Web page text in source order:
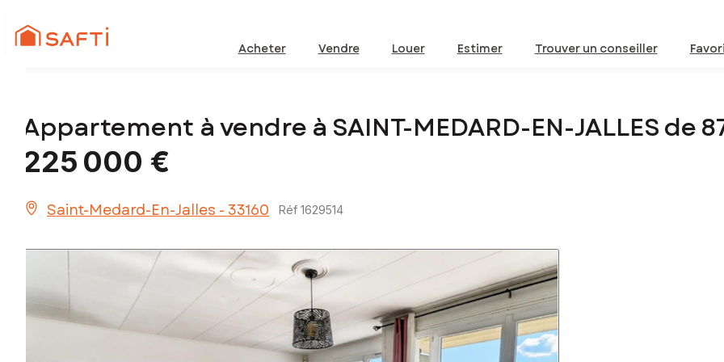
Acheter Vendre Louer Estimer Trouver un conseiller
Appartement à vendre à SAINT-MEDARD-EN-JALLES de
225 000 €
Saint-Medard-En-Jalles - 33160 Réf 1629514